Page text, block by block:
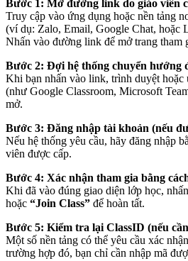
Bước 1: Mở đường link do giáo viên
Truy cập vào ứng dụng hoặc nền tảng
(ví dụ: Zalo, Email, Google Chat, hoặc
Nhấn vào đường link để mở trang tham
Bước 2: Đợi hệ thống chuyển hướng
Khi bạn nhấn vào link, trình duyệt hoặc
(như Google Classroom, Microsoft
mở.
Bước 3: Đăng nhập tài khoản (nếu
Nếu hệ thống yêu cầu, hãy đăng nhập
viên được cấp.
Bước 4: Xác nhận tham gia bằng
Khi đã vào đúng giao diện lớp học,
hoặc “Join Class” để hoàn tất.
Bước 5: Kiểm tra lại ClassID (nếu
Một số nền tảng có thể yêu cầu xác
trường hợp đó, bạn chỉ cần nhập mã